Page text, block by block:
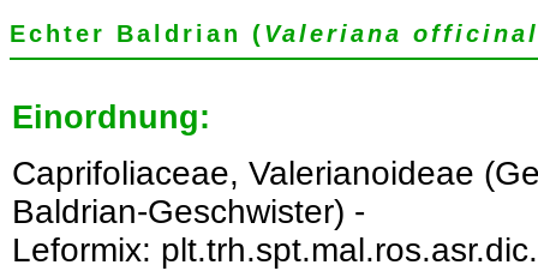
Echter Baldrian (Valeriana
Einordnung:
Caprifoliaceae, Valerianoideae
Baldrian-Geschwister) -
Leformix: